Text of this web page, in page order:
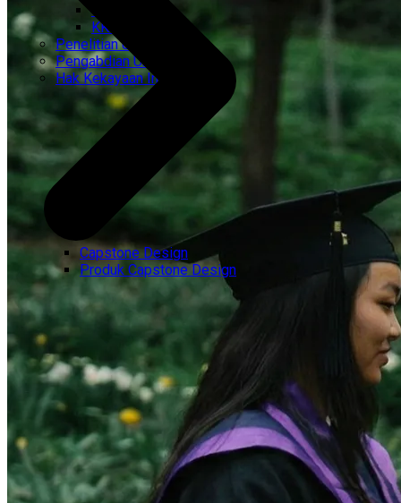
CEMTI
KK Regresi
Penelitian Unggulan
Pengabdian Unggulan
Hak Kekayaan Intelektual
Capstone Design
Produk Capstone Design